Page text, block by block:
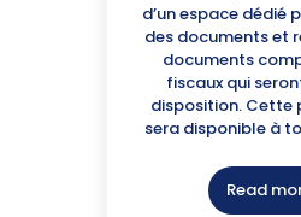
d’un espace dédié
des documents et
documents
fiscaux qui
disposition. Cette
sera disponible à
Read